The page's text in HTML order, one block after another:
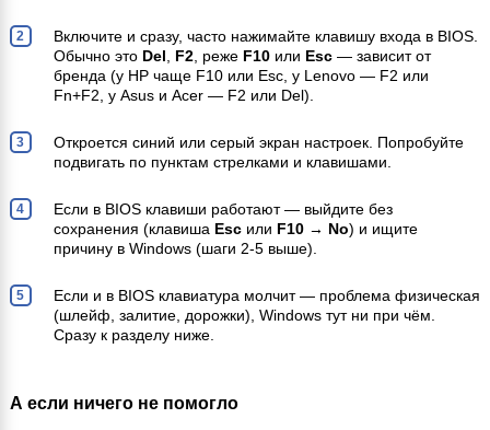
Включите и сразу, часто нажимайте клавишу входа в BIOS.
Обычно это Del, F2, реже F10или Esc— зависит от
бренда (у HP чаще F10 или Esc, у Lenovo — F2 или
Fn+F2, у Asus и Acer — F2 или Del).
Откроется синий или серый экран настроек. Попробуйте
подвигать по пунктам стрелками и клавишами.
Если в BIOS клавиши работают — выйдите без
сохранения (клавиша Escили F10 → No) и ищите
причину в Windows (шаги 2-5 выше).
Если и в BIOS клавиатура молчит — проблема физическая
(шлейф, залитие, дорожки), Windows тут ни при чём.
Сразу к разделу ниже.
А если ничего не помогло